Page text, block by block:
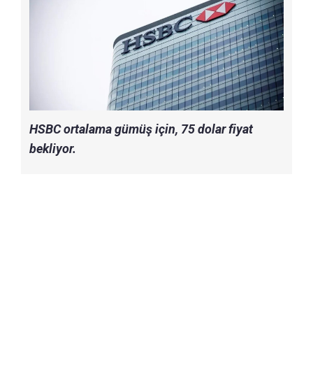
HSBC ortalama gümüş için, 75 dolar fiyat
bekliyor.